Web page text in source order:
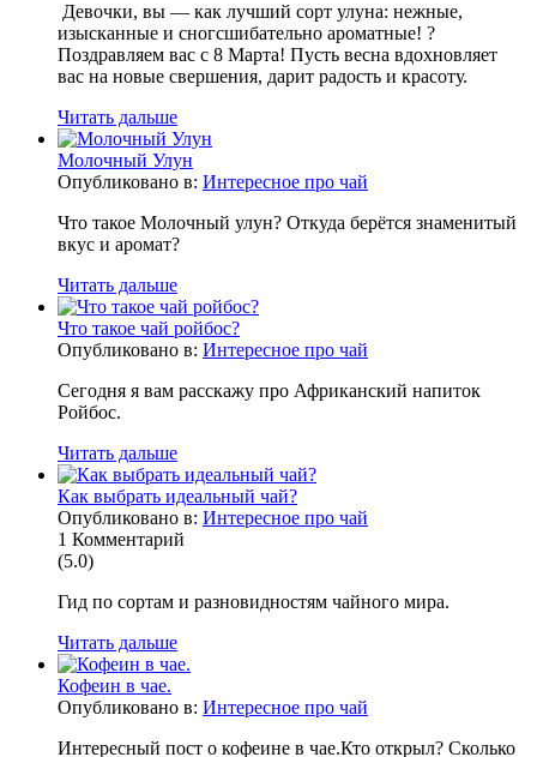
Девочки, вы — как лучший сорт улуна: нежные,
изысканные и сногсшибательно ароматные! ?
Поздравляем вас с 8 Марта! Пусть весна вдохновляет
вас на новые свершения, дарит радость и красоту.
Читать дальше
Молочный Улун
Опубликовано в: Интересное про чай
Что такое Молочный улун? Откуда берётся знаменитый
вкус и аромат?
Читать дальше
Что такое чай ройбос?
Опубликовано в: Интересное про чай
Сегодня я вам расскажу про Африканский напиток
Ройбос.
Читать дальше
Как выбрать идеальный чай?
Опубликовано в: Интересное про чай
1 Комментарий
(5.0)
Гид по сортам и разновидностям чайного мира.
Читать дальше
Кофеин в чае.
Опубликовано в: Интересное про чай
Интересный пост о кофеине в чае.Кто открыл? Сколько